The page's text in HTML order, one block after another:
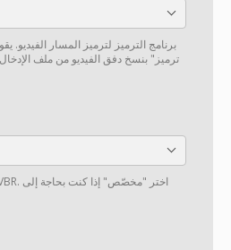
برنامج الترميز لترميز المسار الفيديو.
ترميز" بنسخ دفق الفيديو من ملف